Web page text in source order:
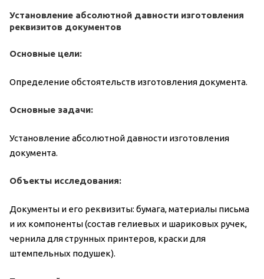
Установление абсолютной давности изготовления
реквизитов документов
Основные цели:
Определение обстоятельств изготовления документа.
Основные задачи:
Установление абсолютной давности изготовления
документа.
Объекты исследования:
Документы и его реквизиты: бумага, материалы письма
и их компоненты (состав гелиевых и шариковых ручек,
чернила для струнных принтеров, краски для
штемпельных подушек).